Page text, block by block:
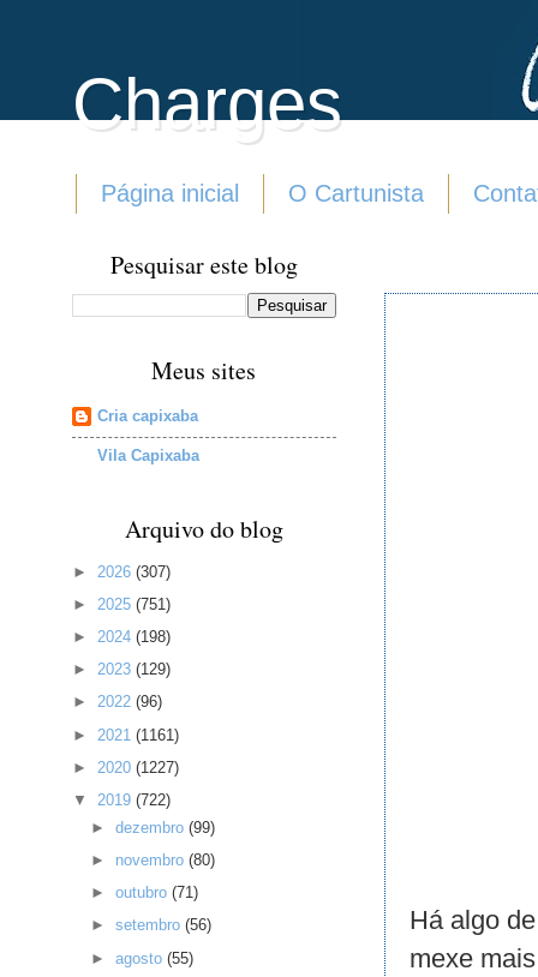
Charges
Página inicial O Cartunista
Há algo
mexe
Pesquisar este blog
Meus sites
Cria capixaba
Vila Capixaba
Arquivo do blog
► 2026 (307)
► 2025 (751)
► 2024 (198)
► 2023 (129)
► 2022 (96)
► 2021 (1161)
► 2020 (1227)
▼ 2019 (722)
►dezembro(99)
► novembro(80)
►outubro(71)
►setembro(56)
►agosto(55)